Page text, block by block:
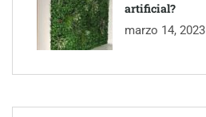
artificial?
marzo 14, 2023